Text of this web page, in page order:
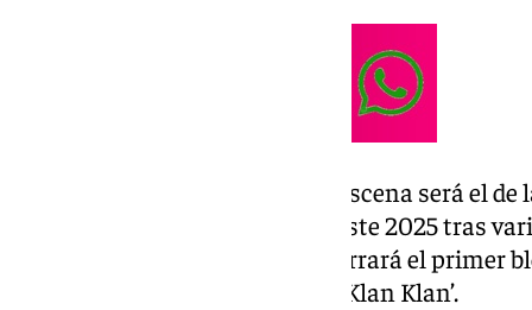
El tercer grupo en aparecer en escena será el
uno de los regresos esperados este 2025 tras
presentado como ‘Las ratas’. Cerrará el primer
Miguel Ángel Moreno, ‘Ku Klux Klan Klan’.